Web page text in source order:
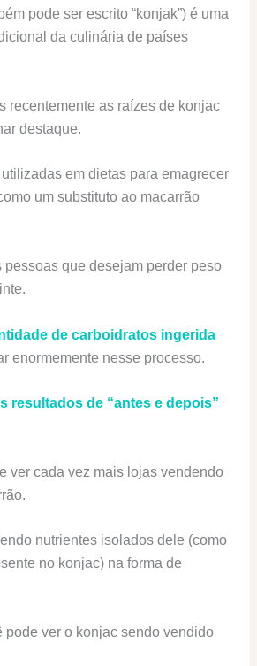
pode ser escrito “konjak”) é uma
da culinária de países
recentemente as raízes de konjac
destaque.
em dietas para emagrecer
um substituto ao macarrão
pessoas que desejam perder peso
de carboidratos ingerida
enormemente nesse processo.
resultados de “antes e depois”
ver cada vez mais lojas vendendo
nutrientes isolados dele (como
no konjac) na forma de
pode ver o konjac sendo vendido